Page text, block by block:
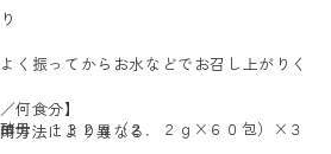
く振ってからお水などでお召し上がりく
何食分】
方法により異なる
母 １３２ｇ（２．２ｇ×６０包）×３